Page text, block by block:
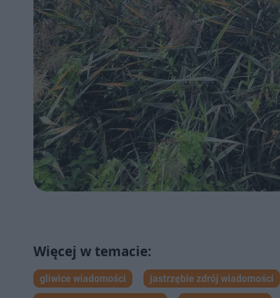
gliwice wiadomości jastrzębie zdrój wiadomości